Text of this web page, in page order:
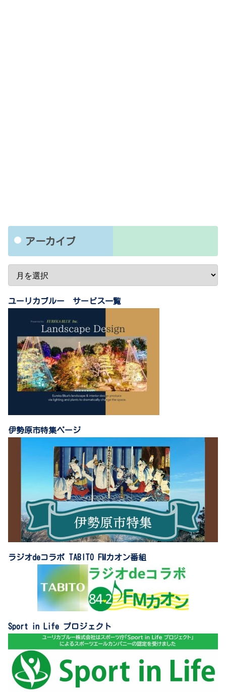
アーカイブ
ユーリカブルー サービス一覧
伊勢原市特集ページ
ラジオdeコラボ TABITO FMカオン番組
Sport in Life プロジェクト